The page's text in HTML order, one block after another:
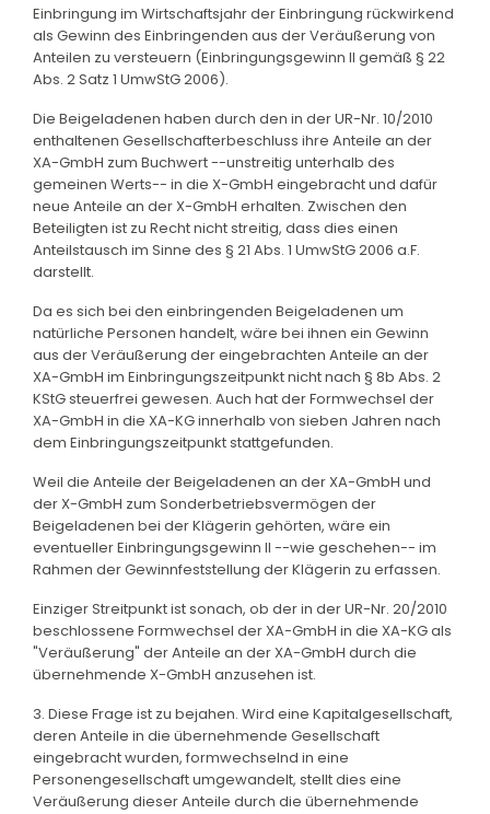
Einbringung im Wirtschaftsjahr der Einbringung rückwirkend
als Gewinn des Einbringenden aus der Veräußerung von
Anteilen zu versteuern (Einbringungsgewinn II gemäß § 22
Abs. 2 Satz 1 UmwStG 2006).
Die Beigeladenen haben durch den in der UR-Nr. 10/2010
enthaltenen Gesellschafterbeschluss ihre Anteile an der
XA-GmbH zum Buchwert --unstreitig unterhalb des
gemeinen Werts-- in die X-GmbH eingebracht und dafür
neue Anteile an der X-GmbH erhalten. Zwischen den
Beteiligten ist zu Recht nicht streitig, dass dies einen
Anteilstausch im Sinne des § 21 Abs. 1 UmwStG 2006 a.F.
darstellt.
Da es sich bei den einbringenden Beigeladenen um
natürliche Personen handelt, wäre bei ihnen ein Gewinn
aus der Veräußerung der eingebrachten Anteile an der
XA-GmbH im Einbringungszeitpunkt nicht nach § 8b Abs. 2
KStG steuerfrei gewesen. Auch hat der Formwechsel der
XA-GmbH in die XA-KG innerhalb von sieben Jahren nach
dem Einbringungszeitpunkt stattgefunden.
Weil die Anteile der Beigeladenen an der XA-GmbH und
der X-GmbH zum Sonderbetriebsvermögen der
Beigeladenen bei der Klägerin gehörten, wäre ein
eventueller Einbringungsgewinn II --wie geschehen-- im
Rahmen der Gewinnfeststellung der Klägerin zu erfassen.
Einziger Streitpunkt ist sonach, ob der in der UR-Nr. 20/2010
beschlossene Formwechsel der XA-GmbH in die XA-KG als
"Veräußerung" der Anteile an der XA-GmbH durch die
übernehmende X-GmbH anzusehen ist.
3. Diese Frage ist zu bejahen. Wird eine Kapitalgesellschaft,
deren Anteile in die übernehmende Gesellschaft
eingebracht wurden, formwechselnd in eine
Personengesellschaft umgewandelt, stellt dies eine
Veräußerung dieser Anteile durch die übernehmende